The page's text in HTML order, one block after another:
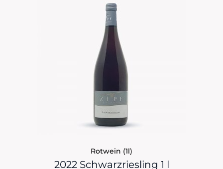
Rotwein (1l)
2022 Schwarzriesling 1 l